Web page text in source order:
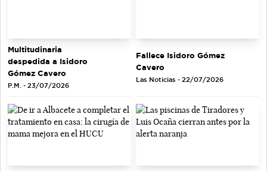
Multitudinaria
despedida a Isidoro
Gómez Cavero
P.M. - 23/07/2026
Fallece Isidoro Gómez
Cavero
Las Noticias - 22/07/2026